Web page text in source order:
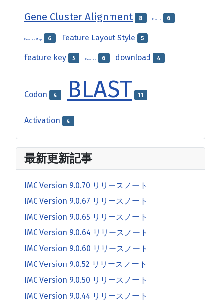
Gene Cluster Alignment 8 Frame 6
Feature Map 6 Feature Layout Style 5
feature key 5 Feature 6 download 4
Codon 4 BLAST 11
Activation 4
最新更新記事
IMC Version 9.0.70 リリースノート
IMC Version 9.0.67 リリースノート
IMC Version 9.0.65 リリースノート
IMC Version 9.0.64 リリースノート
IMC Version 9.0.60 リリースノート
IMC Version 9.0.52 リリースノート
IMC Version 9.0.50 リリースノート
IMC Version 9.0.44 リリースノート